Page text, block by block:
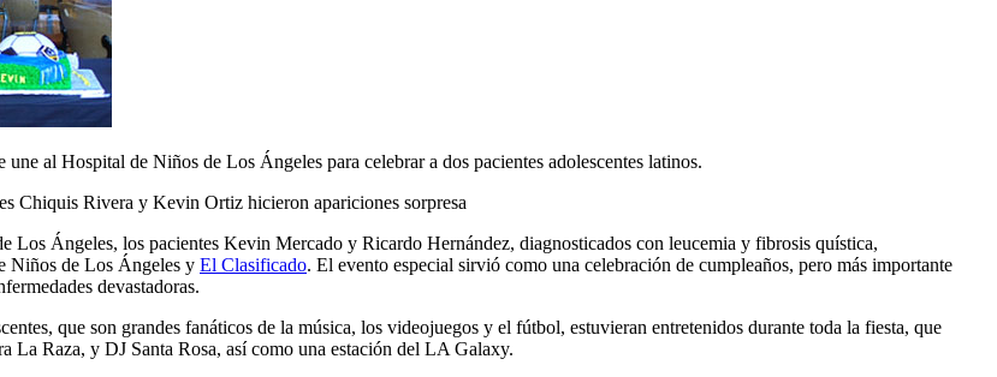
al Hospital de Niños de Los Ángeles para celebrar a dos pacientes adolescentes latinos.
Chiquis Rivera y Kevin Ortiz hicieron apariciones sorpresa
Los Ángeles, los pacientes Kevin Mercado y Ricardo Hernández, diagnosticados con leucemia y fibrosis quística,
Niños de Los Ángeles y El Clasificado. El evento especial sirvió como una celebración de cumpleaños, pero más importante
devastadoras.
que son grandes fanáticos de la música, los videojuegos y el fútbol, estuvieran entretenidos durante toda la fiesta, que
Raza, y DJ Santa Rosa, así como una estación del LA Galaxy.